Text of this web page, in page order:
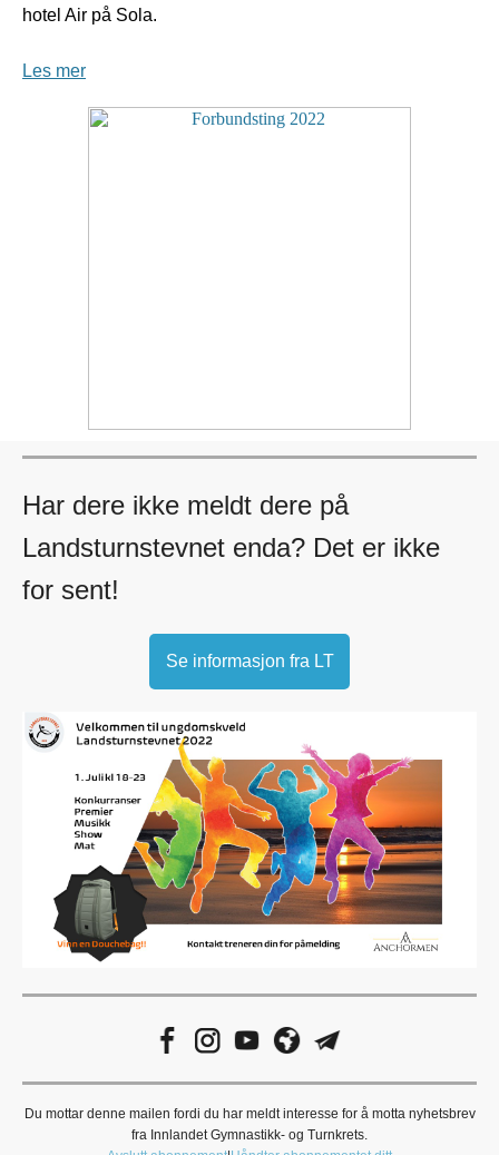
hotel Air på Sola.
Les mer
Har dere ikke meldt dere på
Landsturnstevnet enda? Det er ikke
for sent!
Se informasjon fra LT
Du mottar denne mailen fordi du har meldt interesse for å motta nyhetsbrev
fra Innlandet Gymnastikk- og Turnkrets.